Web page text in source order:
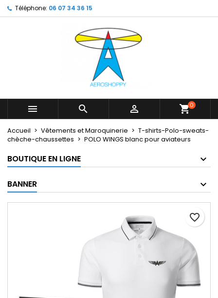
Téléphone: 06 07 34 36 15
   shopping_cart0
Accueil Vêtements et Maroquinerie
T-shirts-Polo-sweats-
chèche-chaussettes
POLO WINGS blanc pour aviateurs
BOUTIQUE EN LIGNE
BANNER
favorite_border
My wishlists ×
Create new list
Créer une liste d'envies ×
Nom de la liste d'envies
Connexion ×
Vous devez être connecté pour ajouter des produits
Annuler